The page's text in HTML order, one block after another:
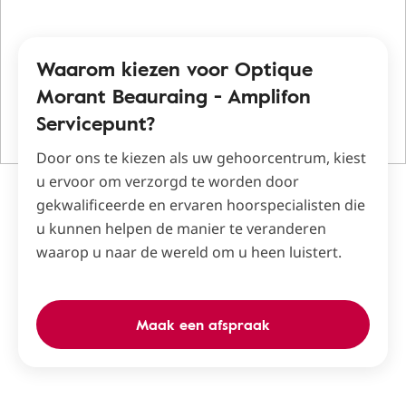
Waarom kiezen voor Optique
Morant Beauraing - Amplifon
Servicepunt?
Door ons te kiezen als uw gehoorcentrum, kiest
u ervoor om verzorgd te worden door
gekwalificeerde en ervaren hoorspecialisten die
u kunnen helpen de manier te veranderen
waarop u naar de wereld om u heen luistert.
Maak een afspraak